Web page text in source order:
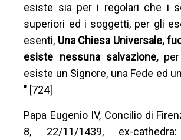
esiste sia per i regolari che i
superiori ed i soggetti, per gli
esenti, Una Chiesa Universale,
esiste nessuna salvazione,
esiste un Signore, una Fede ed
" [724]
Papa Eugenio IV, Concilio di
8, 22/11/1439, ex-